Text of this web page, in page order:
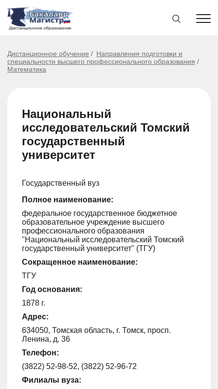
Дистанционное обучение
Направления подготовки и
специальности высшего профессионального образования
Математика
Национальный
исследовательский Томский
государственный
университет
Государственный вуз
Полное наименование:
федеральное государственное бюджетное
образовательное учреждение высшего
профессионального образования
"Национальный исследовательский Томский
государственный университет" (ТГУ)
Сокращенное наименование:
ТГУ
Год основания:
1878 г.
Адрес:
634050, Томская область, г. Томск, просп.
Ленина, д. 36
Телефон:
(3822) 52-98-52, (3822) 52-96-72
Филиалы вуза: